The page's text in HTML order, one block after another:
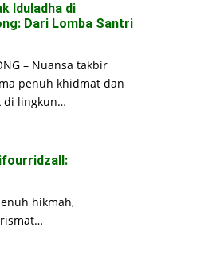
Iduladha di
Dari Lomba Santri
– Nuansa takbir
penuh khidmat dan
di lingkun…
hikmah,